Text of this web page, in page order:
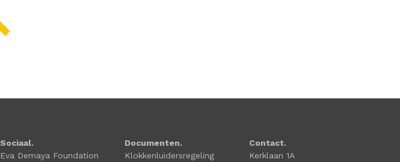
Sociaal.
Eva Demaya Foundation
Documenten.
Klokkenluidersregeling
Contact.
Kerklaan 1A